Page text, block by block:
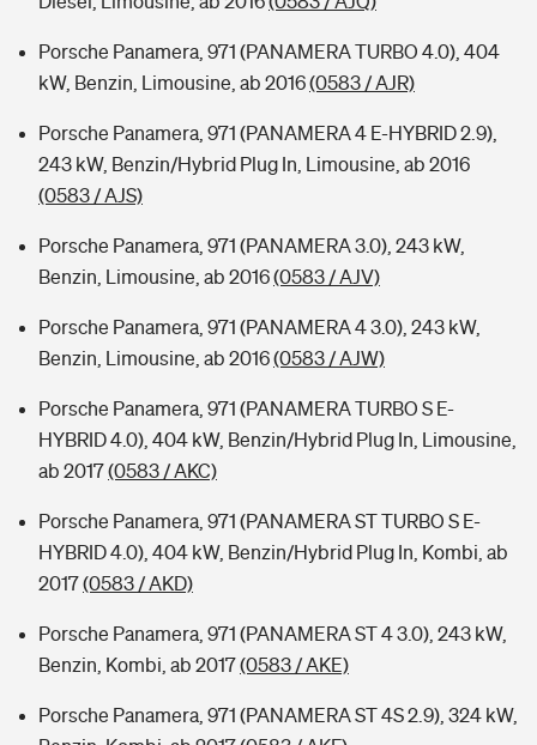
Porsche Panamera, 971 (PANAMERA TURBO 4.0), 404
kW, Benzin, Limousine, ab 2016(0583 / AJR)
Porsche Panamera, 971 (PANAMERA 4 E-HYBRID 2.9),
243 kW, Benzin/Hybrid Plug In, Limousine, ab 2016
(0583 / AJS)
Porsche Panamera, 971 (PANAMERA 3.0), 243 kW,
Benzin, Limousine, ab 2016(0583 / AJV)
Porsche Panamera, 971 (PANAMERA 4 3.0), 243 kW,
Benzin, Limousine, ab 2016(0583 / AJW)
Porsche Panamera, 971 (PANAMERA TURBO S E-
HYBRID 4.0), 404 kW, Benzin/Hybrid Plug In, Limousine,
ab 2017(0583 / AKC)
Porsche Panamera, 971 (PANAMERA ST TURBO S E-
HYBRID 4.0), 404 kW, Benzin/Hybrid Plug In, Kombi, ab
2017(0583 / AKD)
Porsche Panamera, 971 (PANAMERA ST 4 3.0), 243 kW,
Benzin, Kombi, ab 2017(0583 / AKE)
Porsche Panamera, 971 (PANAMERA ST 4S 2.9), 324 kW,